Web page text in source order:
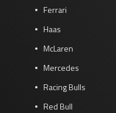
Ferrari
Haas
McLaren
Mercedes
Racing Bulls
Red Bull